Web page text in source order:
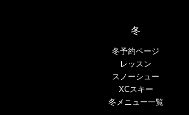
冬
冬予約ページ
レッスン
スノーシュー
XCスキー
冬メニュー一覧